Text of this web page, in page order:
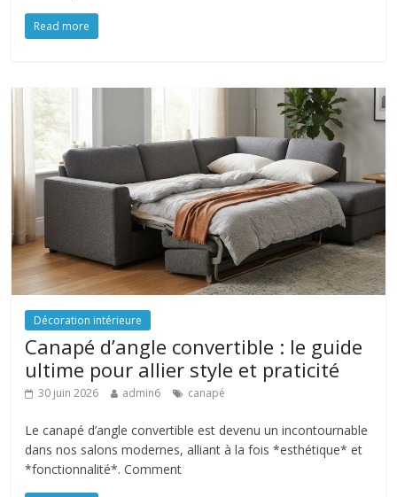
Read more
Décoration intérieure
Canapé d’angle convertible : le guide
ultime pour allier style et praticité
30 juin 2026 admin6 canapé
Le canapé d’angle convertible est devenu un incontournable
dans nos salons modernes, alliant à la fois *esthétique* et
*fonctionnalité*. Comment